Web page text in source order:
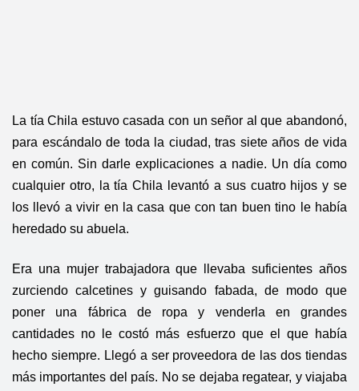
La tía Chila estuvo casada con un señor al que abandonó,
para escándalo de toda la ciudad, tras siete años de vida
en común. Sin darle explicaciones a nadie. Un día como
cualquier otro, la tía Chila levantó a sus cuatro hijos y se
los llevó a vivir en la casa que con tan buen tino le había
heredado su abuela.
Era una mujer trabajadora que llevaba suficientes años
zurciendo calcetines y guisando fabada, de modo que
poner una fábrica de ropa y venderla en grandes
cantidades no le costó más esfuerzo que el que había
hecho siempre. Llegó a ser proveedora de las dos tiendas
más importantes del país. No se dejaba regatear, y viajaba